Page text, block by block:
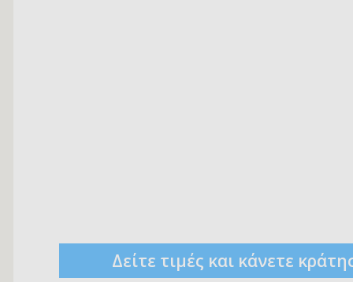
Δείτε τιμές και κάνετε